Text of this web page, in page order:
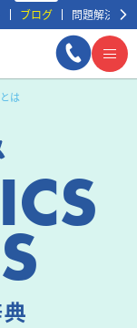
ブログ 問題解決事例
は